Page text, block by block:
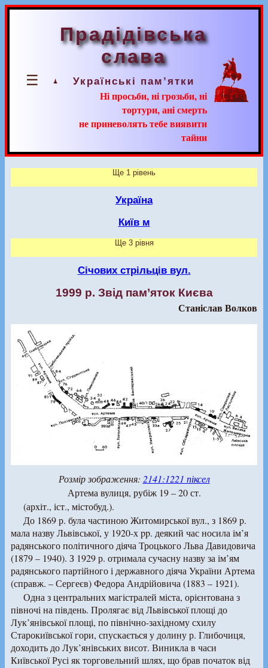
☰
Прадідівська
слава
Українські пам’ятки
Ні просьби, ні грозьби, ні
тортури, ані смерть
не приневолять тебе виявити
тайни
Ще 1 рівень
Україна
Київ м
Ще 3 рівня
Січових стрільців вул.
1999 р. Звід пам’яток Києва
Станіслав Волков
Розмір зображення: 2141:1221 піксел
Артема вулиця, рубіж 19 – 20 ст.
(архіт., іст., містобуд.).
До 1869 р. була частиною Житомирської вул., з 1869 р.
мала назву Львівської, у 1920-х pp. деякий час носила ім’я
радянського політичного діяча Троцького Льва Давидовича
(1879 – 1940). З 1929 р. отримала сучасну назву за ім’ям
радянського партійного і державного діяча України Артема
(справж. – Сергеєв) Федора Андрійовича (1883 – 1921).
Одна з центральних магістралей міста, орієнтована з
півночі на південь. Пролягає від Львівської площі до
Лук’янівської площі, по північно-західному схилу
Старокиївської гори, спускається у долину р. Глибочиця,
доходить до Лук’янівських висот. Виникла в часи
Київської Русі як торговельний шлях, що брав початок від